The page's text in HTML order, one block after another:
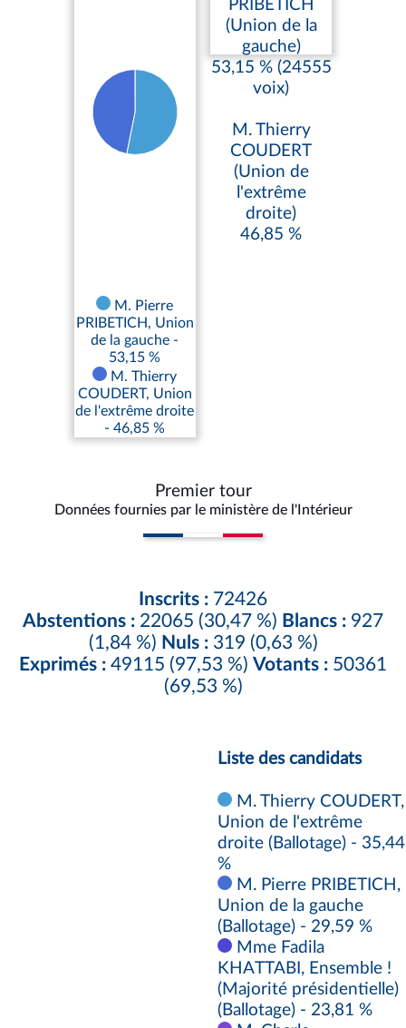
M. Pierre
PRIBETICH, Union
de la gauche -
53,15 %
M. Thierry
COUDERT, Union
de l'extrême droite
- 46,85 %
PRIBETICH
(Union de la
gauche)
53,15 % (24555
voix)
M. Thierry
COUDERT
(Union de
l'extrême
droite)
46,85 %
Premier tour
Données fournies par le ministère de l'Intérieur
Inscrits : 72426
Abstentions : 22065 (30,47 %) Blancs : 927
(1,84 %) Nuls :319 (0,63 %)
Exprimés : 49115 (97,53 %) Votants : 50361
(69,53 %)
Liste des candidats
M. Thierry COUDERT,
Union de l'extrême
droite (Ballotage) - 35,44
%
M. Pierre PRIBETICH,
Union de la gauche
(Ballotage) - 29,59 %
Mme Fadila
KHATTABI, Ensemble !
(Majorité présidentielle)
(Ballotage) - 23,81 %